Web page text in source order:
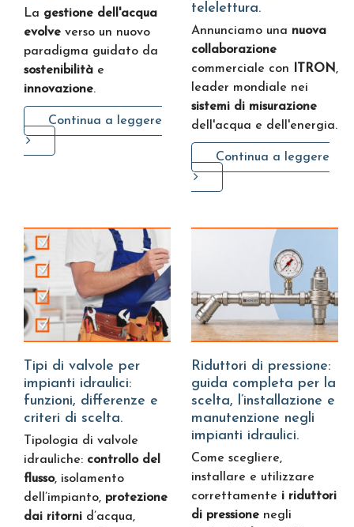
La gestione dell'acqua
evolve verso un nuovo
paradigma guidato da
sostenibilità e
innovazione.
Continua a leggere
telelettura.
Annunciamo una nuova
collaborazione
commerciale con ITRON,
leader mondiale nei
sistemi di misurazione
dell'acqua e dell'energia.
Continua a leggere
Tipi di valvole per
impianti idraulici:
funzioni, differenze e
criteri di scelta.
Tipologia di valvole
idrauliche: controllo del
flusso, isolamento
dell’impianto, protezione
dai ritorni d’acqua,
Riduttori di pressione:
guida completa per la
scelta, l’installazione e
manutenzione negli
impianti idraulici.
Come scegliere,
installare e utilizzare
correttamente i riduttori
di pressione negli